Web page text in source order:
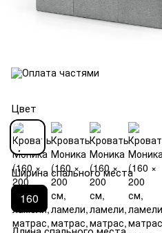
Цвет
Ширина спального места
160